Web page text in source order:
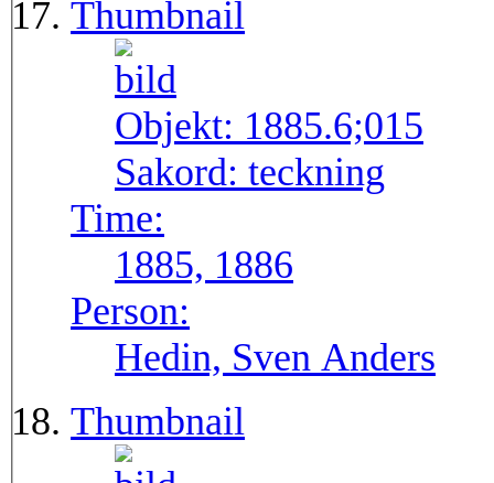
Thumbnail
Objekt: 1885.6;015
Sakord: teckning
Time:
1885, 1886
Person:
Hedin, Sven Anders
Thumbnail